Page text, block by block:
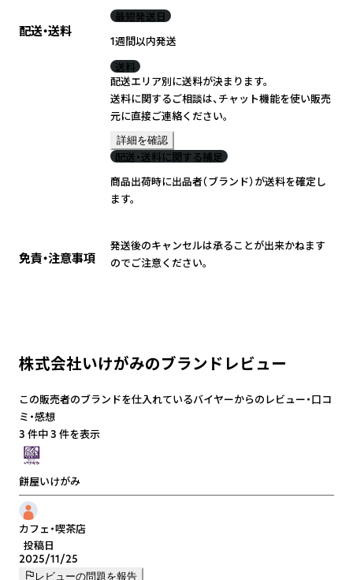
配送・送料
最短発送日
1週間以内発送
送料
配送エリア別に送料が決まります。
送料に関するご相談は、チャット機能を使い販売
元に直接ご連絡ください。
詳細を確認
配送・送料に関する補足
商品出荷時に出品者（ブランド）が送料を確定し
ます。
免責・注意事項
発送後のキャンセルは承ることが出来かねます
のでご注意ください。
株式会社いけがみのブランドレビュー
この販売者のブランドを仕入れているバイヤーからのレビュー・口コ
ミ・感想
3 件中 3 件を表示
餅屋いけがみ
カフェ・喫茶店
投稿日
2025/11/25
レビューの問題を報告